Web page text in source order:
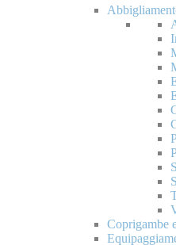
Coprigambe